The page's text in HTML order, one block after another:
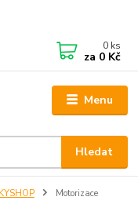
Menu
Hledat
0 ks
za 0 Kč
Motorizace